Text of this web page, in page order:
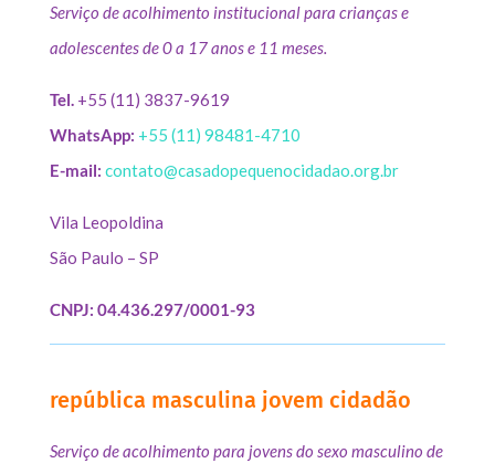
Serviço de acolhimento institucional para crianças e
adolescentes de 0 a 17 anos e 11 meses.
Tel.+55 (11) 3837-9619
WhatsApp: +55 (11) 98481-4710
E-mail: contato@casadopequenocidadao.org.br
Vila Leopoldina
São Paulo – SP
CNPJ: 04.436.297/0001-93
república masculina jovem cidadão
Serviço de acolhimento para jovens do sexo masculino de